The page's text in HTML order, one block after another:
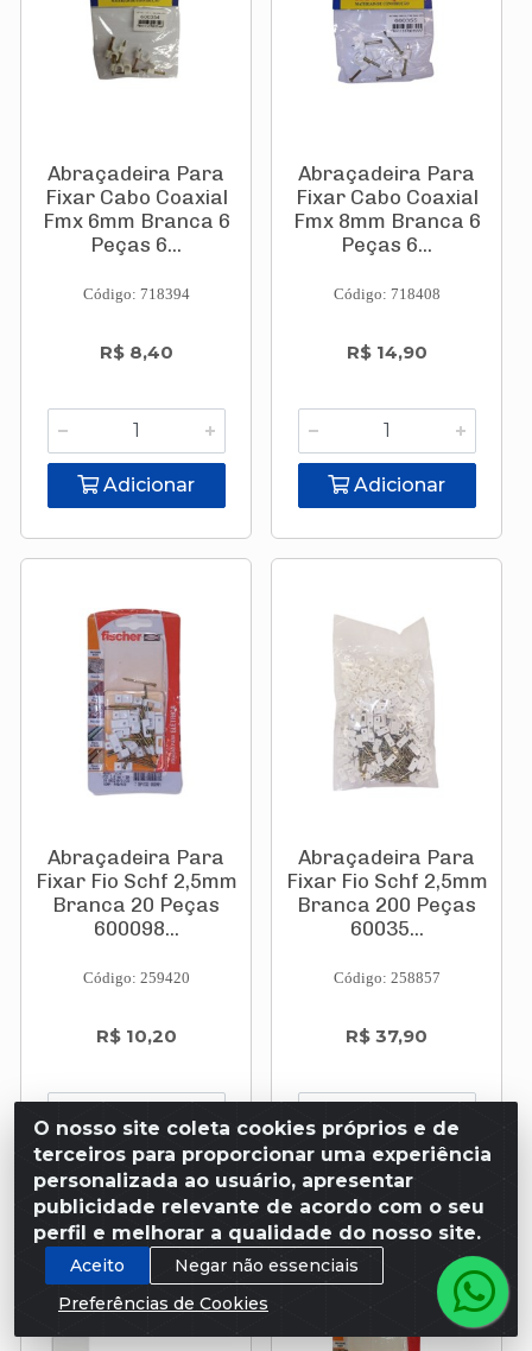
Abraçadeira Para
Fixar Cabo Coaxial
Fmx 6mm Branca 6
Peças 6...
Código: 718394
R$ 8,40
Adicionar
Abraçadeira Para
Fixar Cabo Coaxial
Fmx 8mm Branca 6
Peças 6...
Código: 718408
R$ 14,90
Adicionar
Abraçadeira Para
Fixar Fio Schf 2,5mm
Branca 20 Peças
600098...
Código: 259420
R$ 10,20
Adicionar
Abraçadeira Para
Fixar Fio Schf 2,5mm
Branca 200 Peças
60035...
Código: 258857
R$ 37,90
Adicionar
O nosso site coleta cookies próprios e de
terceiros para proporcionar uma experiência
personalizada ao usuário, apresentar
publicidade relevante de acordo com o seu
perfil e melhorar a qualidade do nosso site.
Aceito
Negar não essenciais
Preferências de Cookies